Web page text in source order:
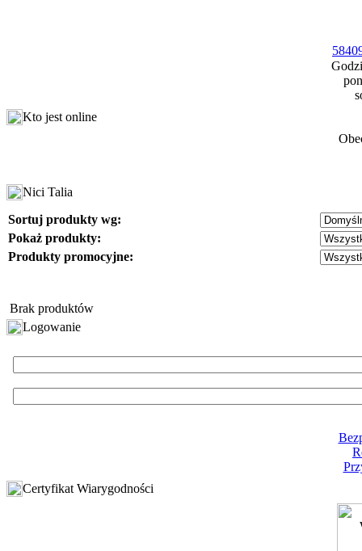
Kto jest online
Nici Talia
Sortuj produkty wg:
Pokaż produkty:
Produkty promocyjne:
Brak produktów
Logowanie
Certyfikat Wiarygodności